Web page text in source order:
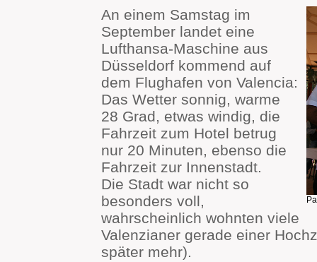
An einem Samstag im
September landet eine
Lufthansa-Maschine aus
Düsseldorf kommend auf
dem Flughafen von Valencia:
Das Wetter sonnig, warme
28 Grad, etwas windig, die
Fahrzeit zum Hotel betrug
nur 20 Minuten, ebenso die
Fahrzeit zur Innenstadt.
Die Stadt war nicht so
besonders voll,
wahrscheinlich wohnten viele
Valenzianer gerade einer
später mehr).